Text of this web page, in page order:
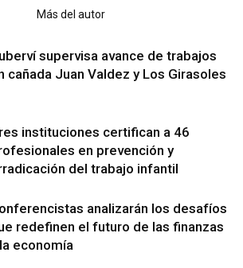
Más del autor
supervisa avance de trabajos
cañada Juan Valdez y Los Girasoles
instituciones certifican a 46
en prevención y
del trabajo infantil
analizarán los desafíos
redefinen el futuro de las finanzas
economía